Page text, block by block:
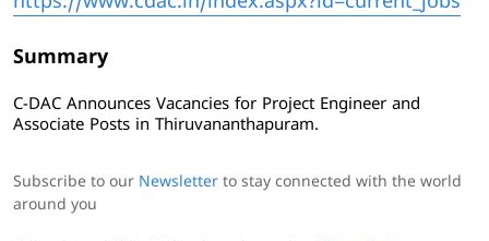
Summary
C-DAC Announces Vacancies for Project Engineer and
Associate Posts in Thiruvananthapuram.
Subscribe to our Newsletter to stay connected with the world
around you